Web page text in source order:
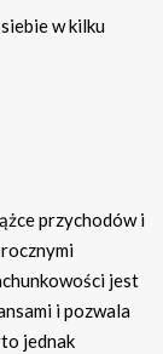
w kilku
przychodów i
jest
i pozwala
jednak